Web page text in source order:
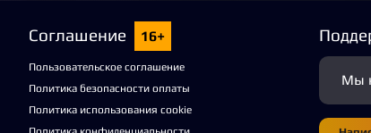
Соглашение 16+
Пользовательское соглашение
Политика безопасности оплаты
Политика использования cookie
Мы